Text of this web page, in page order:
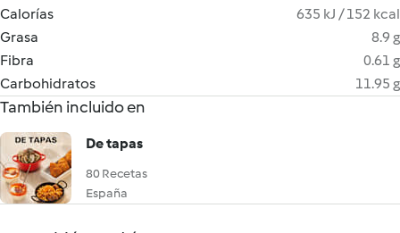
Calorías
635 kJ / 152 kcal
Grasa
8.9 g
Fibra
0.61 g
Carbohidratos
11.95 g
También incluido en
De tapas
80 Recetas
España